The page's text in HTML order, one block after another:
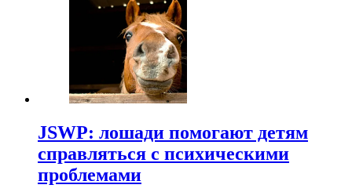
JSWP: лошади помогают детям
справляться с психическими
проблемами